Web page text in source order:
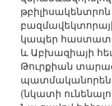
կապեր
և Աբխազիայի
Թուրքիան
պատմականորեն
(նկատի